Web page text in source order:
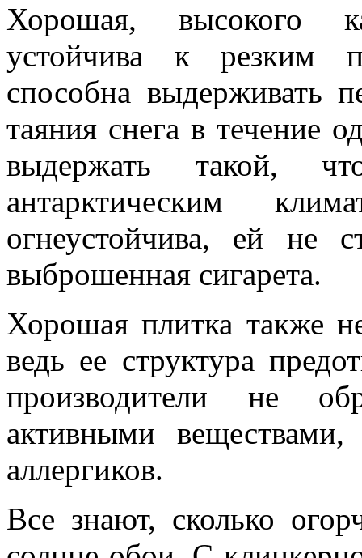
Хорошая, высокого
устойчива к резким
способна выдерживать
таяния снега в течение
выдержать такой,
антарктическим
огнеустойчива, ей не
выброшенная сигарета.
Хорошая плитка также
ведь ее структура
производители не
активными
аллергиков.
Все знают, сколько